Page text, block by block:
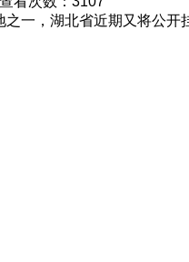
一，湖北省近期又将公